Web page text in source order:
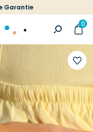
Garantie
0
à
votre
liste